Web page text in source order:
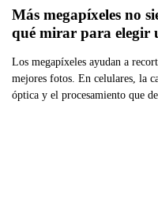
Más megapíxeles no
qué mirar para elegir
Los megapíxeles ayudan a
mejores fotos. En celulares, la
óptica y el procesamiento que